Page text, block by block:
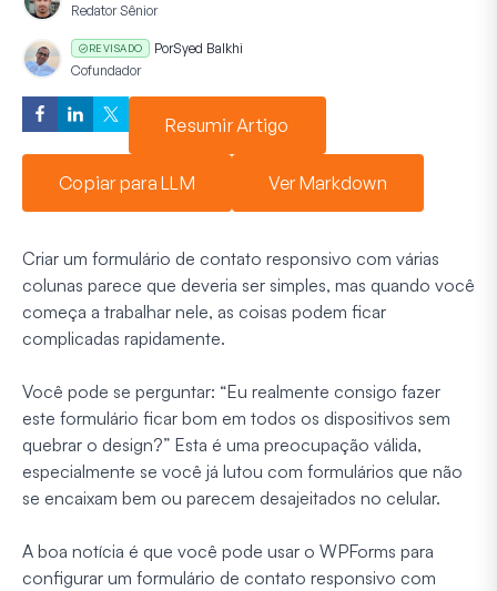
Redator Sênior
REVISADO PorSyed Balkhi
Cofundador
Resumir Artigo
Copiar para LLM Ver Markdown
Criar um formulário de contato responsivo com várias
colunas parece que deveria ser simples, mas quando você
começa a trabalhar nele, as coisas podem ficar
complicadas rapidamente.
Você pode se perguntar: “Eu realmente consigo fazer
este formulário ficar bom em todos os dispositivos sem
quebrar o design?” Esta é uma preocupação válida,
especialmente se você já lutou com formulários que não
se encaixam bem ou parecem desajeitados no celular.
A boa notícia é que você pode usar o WPForms para
configurar um formulário de contato responsivo com